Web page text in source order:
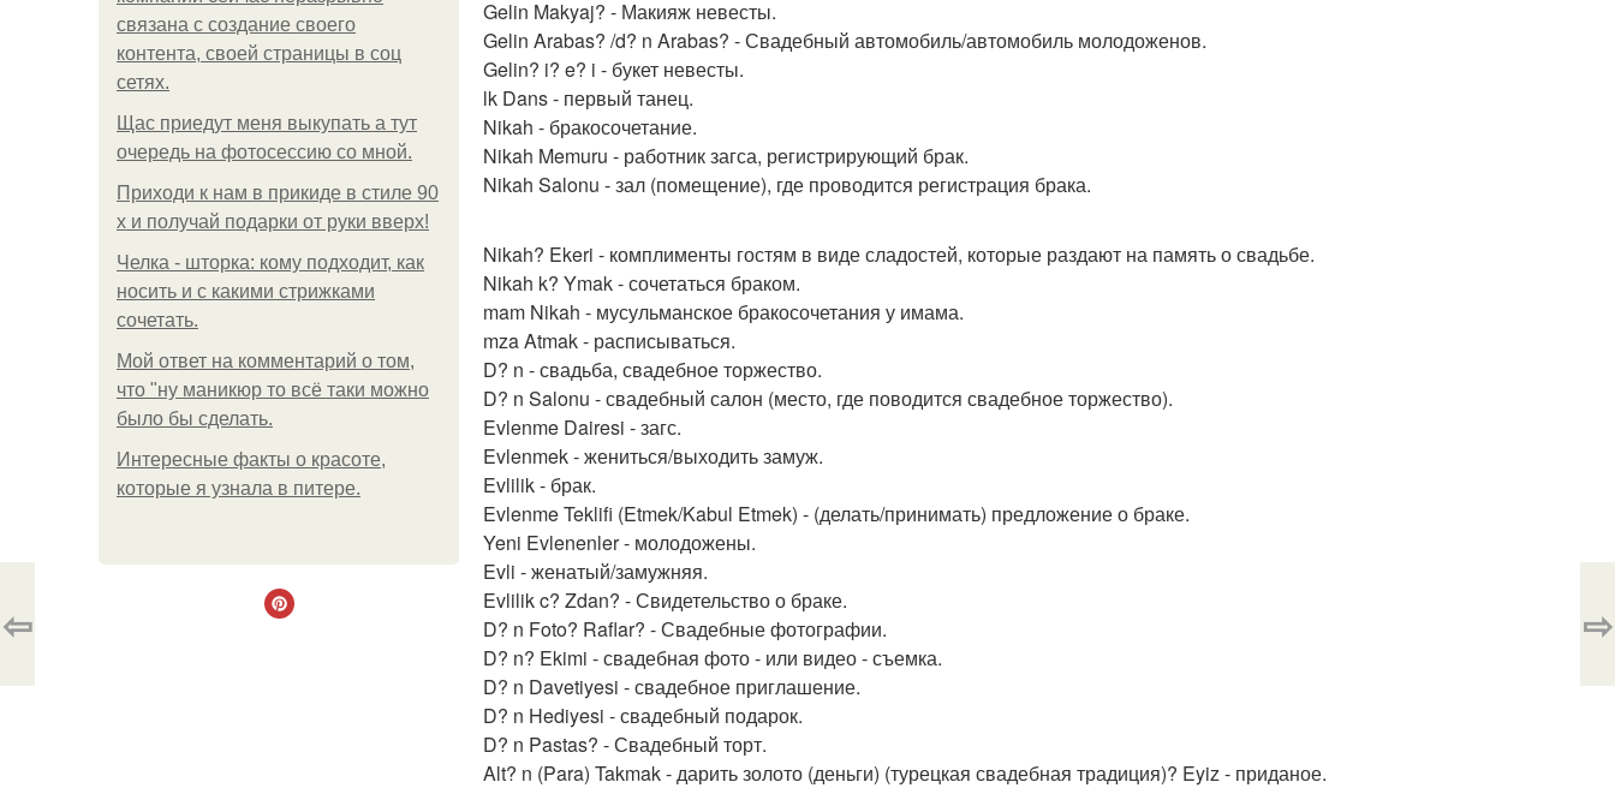
связана с создание своего
контента, своей страницы в соц
сетях.
Щас приедут меня выкупать а тут
очередь на фотосессию со мной.
Приходи к нам в прикиде в стиле 90
х и получай подарки от руки вверх!
Челка - шторка: кому подходит, как
носить и с какими стрижками
сочетать.
Мой ответ на комментарий о том,
что "ну маникюр то всё таки можно
было бы сделать.
Интересные факты о красоте,
которые я узнала в питере.
Gelin Makyaj? - Макияж невесты.
Gelin Arabas? /d? n Arabas? - Свадебный автомобиль/автомобиль молодоженов.
Gelin? i? e? i - букет невесты.
lk Dans - первый танец.
Nikah - бракосочетание.
Nikah Memuru - работник загса, регистрирующий брак.
Nikah Salonu - зал (помещение), где проводится регистрация брака.
Nikah? Ekeri - комплименты гостям в виде сладостей, которые раздают на память о свадьбе.
Nikah k? Ymak - сочетаться браком.
mam Nikah - мусульманское бракосочетания у имама.
mza Atmak - расписываться.
D? n - свадьба, свадебное торжество.
D? n Salonu - свадебный салон (место, где поводится свадебное торжество).
Evlenme Dairesi - загс.
Evlenmek - жениться/выходить замуж.
Evlilik - брак.
Evlenme Teklifi (Etmek/Kabul Etmek) - (делать/принимать) предложение о браке.
Yeni Evlenenler - молодожены.
Evli - женатый/замужняя.
Evlilik c? Zdan? - Свидетельство о браке.
D? n Foto? Raflar? - Свадебные фотографии.
D? n? Ekimi - свадебная фото - или видео - съемка.
D? n Davetiyesi - свадебное приглашение.
D? n Hediyesi - свадебный подарок.
D? n Pastas? - Свадебный торт.
Alt? n (Para) Takmak - дарить золото (деньги) (турецкая свадебная традиция)? Eyiz - приданое.
⇦ ⇨